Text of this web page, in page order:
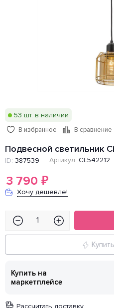
53 шт. в наличии
В избранное В сравнение
Подвесной светильник
ID: 387539 Артикул: CL542212
3 790 ₽
Хочу дешевле!
Купить на
маркетплейсе
Рассчитать доставку